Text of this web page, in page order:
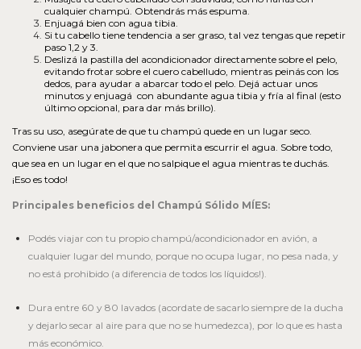
cualquier champú. Obtendrás más espuma.
Enjuagá bien con agua tibia.
Si tu cabello tiene tendencia a ser graso, tal vez tengas que repetir
paso 1,2 y 3.
Deslizá la pastilla del acondicionador directamente sobre el pelo,
evitando frotar sobre el cuero cabelludo, mientras peinás con los
dedos, para ayudar a abarcar todo el pelo. Dejá actuar unos
minutos y enjuagá con abundante agua tibia y fría al final (esto
último opcional, para dar más brillo).
Tras su uso, asegúrate de que tu champú quede en un lugar seco.
Conviene usar una jabonera que permita escurrir el agua. Sobre todo,
que sea en un lugar en el que no salpique el agua mientras te duchás.
¡Eso es todo!
Principales beneficios del Champú Sólido MÍES:
Podés viajar con tu propio champú/acondicionador en avión, a
cualquier lugar del mundo, porque no ocupa lugar, no pesa nada, y
no está prohibido (a diferencia de todos los líquidos!).
Dura entre 60 y 80 lavados (acordate de sacarlo siempre de la ducha
y dejarlo secar al aire para que no se humedezca), por lo que es hasta
más económico.